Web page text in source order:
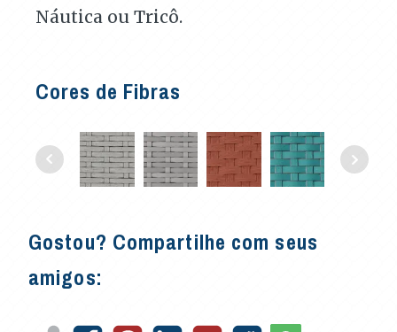
Náutica ou Tricô.
Cores de Fibras
Gostou? Compartilhe com seus
amigos: